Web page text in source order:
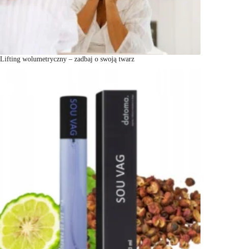
Lifting wolumetryczny – zadbaj o swoją twarz